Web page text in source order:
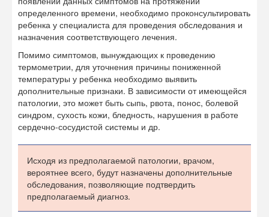
определенного времени, необходимо проконсультировать
ребенка у специалиста для проведения обследования и
назначения соответствующего лечения.
Помимо симптомов, вынуждающих к проведению
термометрии, для уточнения причины пониженной
температуры у ребенка необходимо выявить
дополнительные признаки. В зависимости от имеющейся
патологии, это может быть сыпь, рвота, понос, болевой
синдром, сухость кожи, бледность, нарушения в работе
сердечно-сосудистой системы и др.
Исходя из предполагаемой патологии, врачом,
вероятнее всего, будут назначены дополнительные
обследования, позволяющие подтвердить
предполагаемый диагноз.